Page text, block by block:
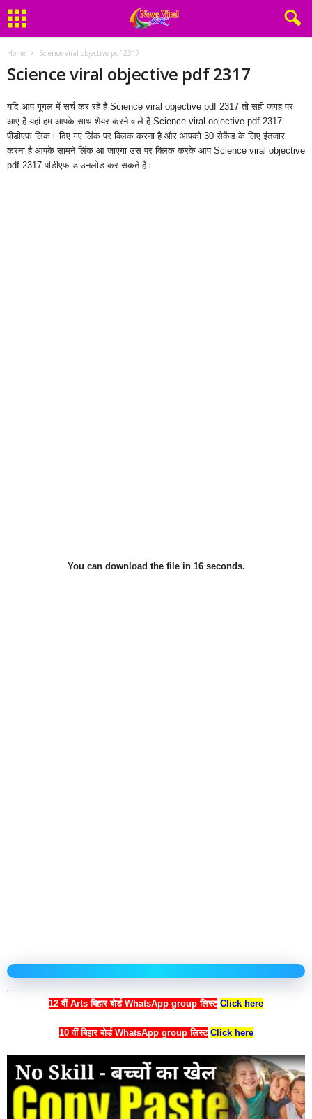
Home Science viral objective pdf 2317
Science viral objective pdf 2317
यदि आप गूगल में सर्च कर रहे हैं Science viral objective pdf 2317 तो सही जगह पर
आए हैं यहां हम आपके साथ शेयर करने वाले हैं Science viral objective pdf 2317
पीडीएफ लिंक। दिए गए लिंक पर क्लिक करना है और आपको 30 सेकेंड के लिए इंतजार
करना है आपके सामने लिंक आ जाएगा उस पर क्लिक करके आप Science viral objective
pdf 2317 पीडीएफ डाउनलोड कर सकते हैं।
You can download the file in 15 seconds.
12 वीं Arts बिहार बोर्ड WhatsApp group लिस्ट Click here
10 वीं बिहार बोर्ड WhatsApp group लिस्ट Click here